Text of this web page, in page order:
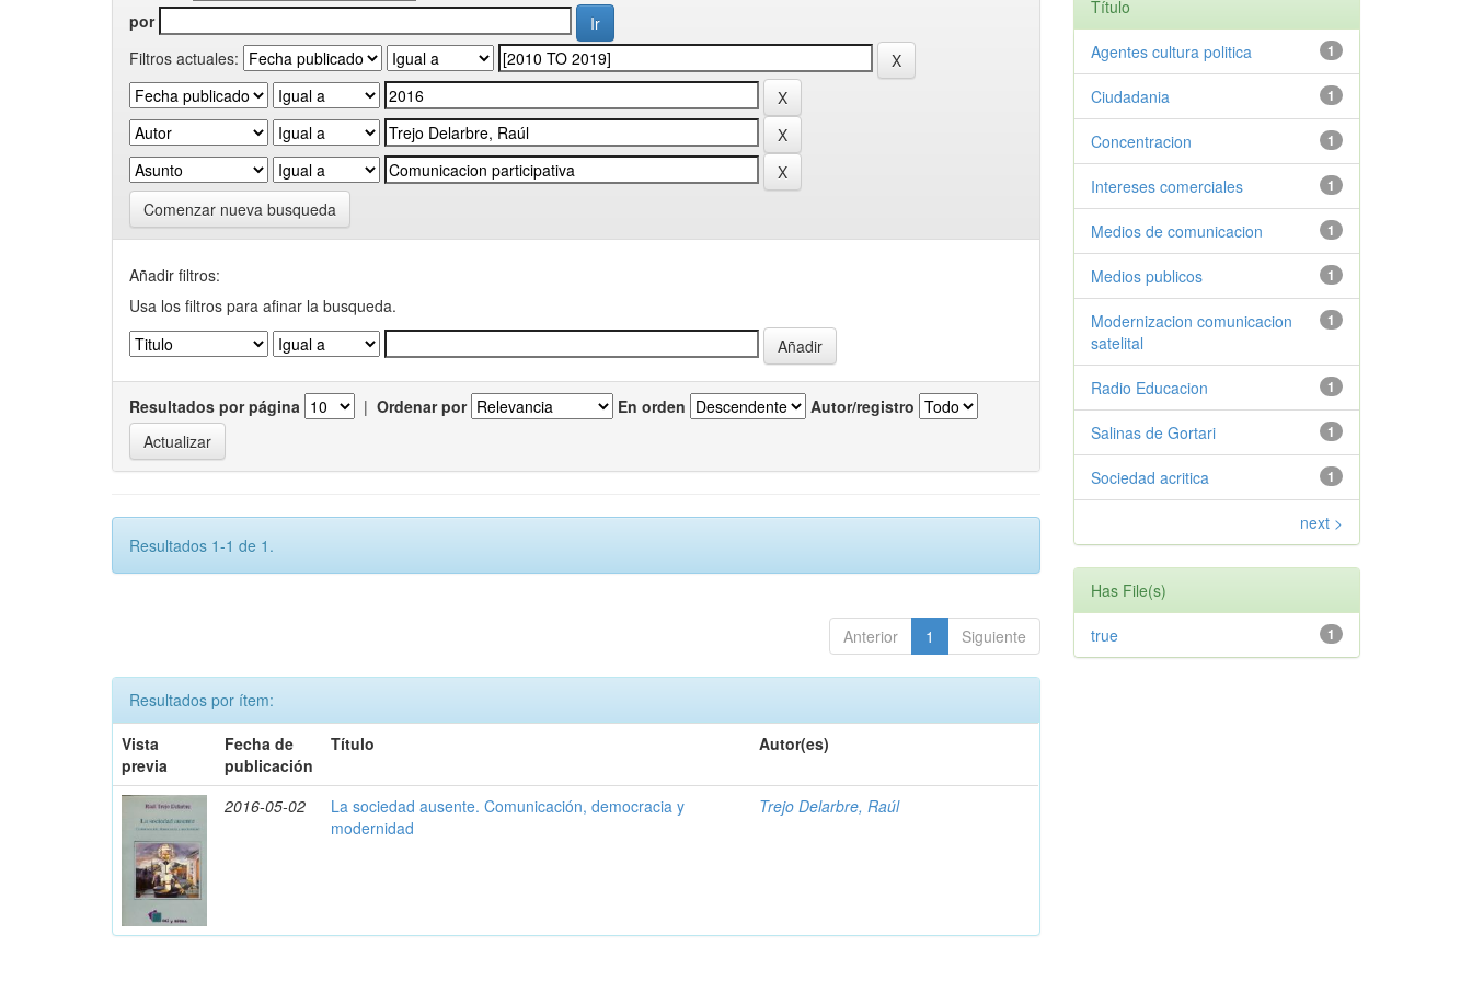
por
Filtros actuales:
Comenzar nueva busqueda
Añadir filtros:
Usa los filtros para afinar la busqueda.
Resultados por página | Ordenar por En orden Autor/registro
Resultados 1-1 de 1.
Anterior 1 Siguiente
Resultados por ítem:
Vista
previa
Fecha de
publicación
Título Autor(es)
2016-05-02
La sociedad ausente. Comunicación, democracia y
modernidad
Trejo Delarbre, Raúl
Título
1
Agentes cultura politica
1
Ciudadania
1
Concentracion
1
Intereses comerciales
1
Medios de comunicacion
1
Medios publicos
1
Modernizacion comunicacion
satelital
1
Radio Educacion
1
Salinas de Gortari
1
Sociedad acritica
next >
Has File(s)
1
true